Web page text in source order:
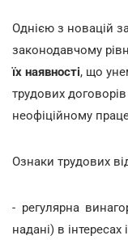
Однією з новацій
законодавчому
їх наявності, що
трудових
неофіційному
Ознаки трудових
- регулярна
надані) в інтересах